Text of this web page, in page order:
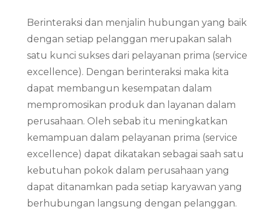
Berinteraksi dan menjalin hubungan yang baik
dengan setiap pelanggan merupakan salah
satu kunci sukses dari pelayanan prima (service
excellence). Dengan berinteraksi maka kita
dapat membangun kesempatan dalam
mempromosikan produk dan layanan dalam
perusahaan. Oleh sebab itu meningkatkan
kemampuan dalam pelayanan prima (service
excellence) dapat dikatakan sebagai saah satu
kebutuhan pokok dalam perusahaan yang
dapat ditanamkan pada setiap karyawan yang
berhubungan langsung dengan pelanggan.